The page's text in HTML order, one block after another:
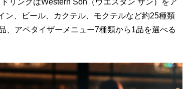
リンクはWestern Son（ウエスタン サン）をア
ン、ビール、カクテル、モクテルなど約25種類
、アペタイザーメニュー7種類から1品を選べる